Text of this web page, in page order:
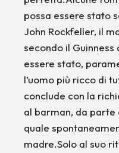
possa essere stato
John Rockfeller, il
secondo il
essere stato,
l’uomo più ricco di
conclude con la
al barman, da
quale
madre.Solo al suo